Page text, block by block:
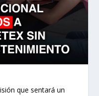
que sentará un